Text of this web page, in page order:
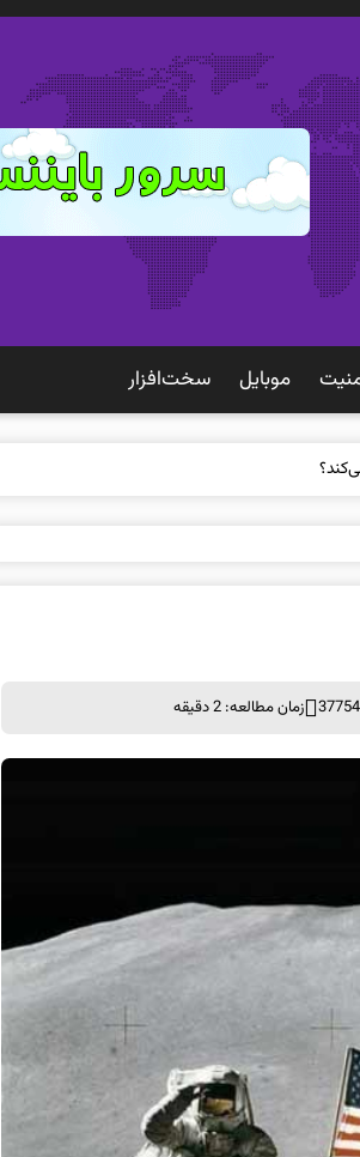
موبايل سخت‌افزار
زمان مطالعه: 2 دقیقه